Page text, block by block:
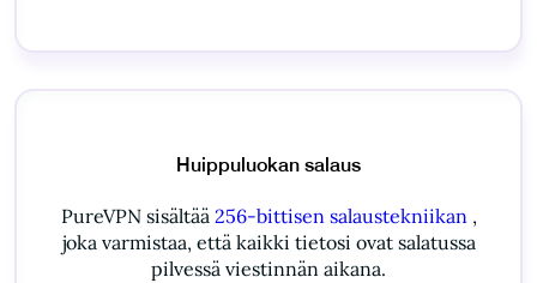
Huippuluokan salaus
PureVPN sisältää 256-bittisen salaustekniikan,
joka varmistaa, että kaikki tietosi ovat salatussa
pilvessä viestinnän aikana.